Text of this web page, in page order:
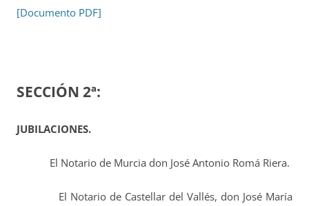
[Documento PDF]
SECCIÓN 2ª:
JUBILACIONES.
El Notario de Murcia don José Antonio Romá Riera.
El Notario de Castellar del Vallés, don José María